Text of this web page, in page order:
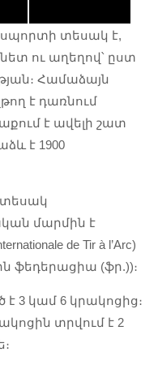
սպորտի տեսակ է,
ու աղեղով՝ ըստ
Համաձայն
է դառնում
է ավելի շատ
է 1900
մարմին է
de Tir à l’Arc)
ֆեդերացիա (ֆր.))։
3 կամ 6 կրակոցից։
տրվում է 2